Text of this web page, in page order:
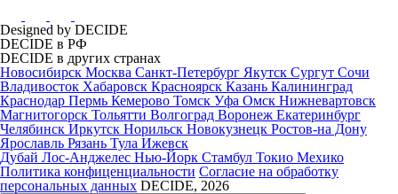
Designed by DECIDE
DECIDE в РФ
DECIDE в других странах
Новосибирск Москва Санкт-Петербург Якутск Сургут Сочи
Владивосток Хабаровск Красноярск Казань Калининград
Краснодар Пермь Кемерово Томск Уфа Омск Нижневартовск
Магнитогорск Тольятти Волгоград Воронеж Екатеринбург
Челябинск Иркутск Норильск Новокузнецк Ростов-на Дону
Ярославль Рязань Тула Ижевск
Дубай Лос-Анджелес Нью-Йорк Стамбул Токио Мехико
Политика конфиценциальности Согласие на обработку
персональных данных DECIDE, 2026